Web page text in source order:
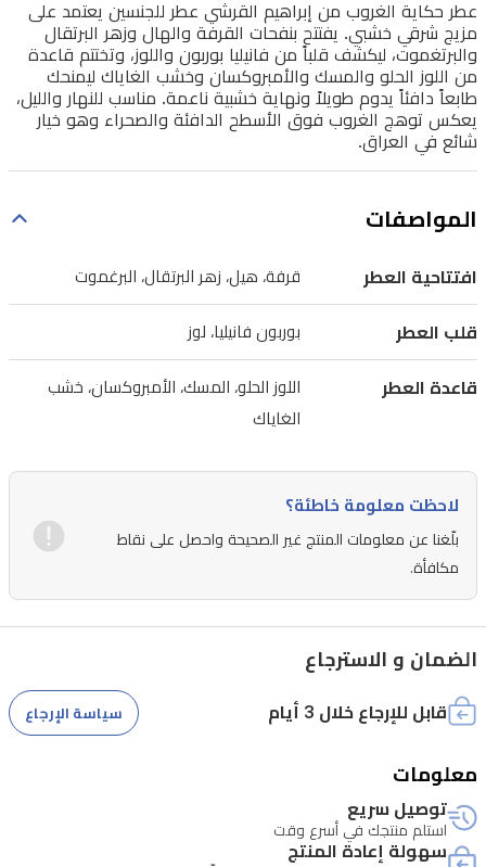
والبرتغموت،
ليكشف
قلباً
من
فانيليا
بوربون
واللوز،
قاعدة
من
اللوز
وخشب
الغاياك
ليمنحك
طابعاً
دافئاً
يدوم
طويلاً
ونهاية
خشبية
للنهار
والليل،
عطر حكاية الغروب من إبراهيم القرشي عطر للجنسين يعتمد على
مزيج شرقي خشبي. يفتتح بنفحات القرفة والهال وزهر البرتقال
والبرتغموت، ليكشف قلباً من فانيليا بوربون واللوز، وتختتم قاعدة
من اللوز الحلو والمسك والأمبروكسان وخشب الغاياك ليمنحك
طابعاً دافئاً يدوم طويلاً ونهاية خشبية ناعمة. مناسب للنهار والليل،
يعكس توهج الغروب فوق الأسطح الدافئة والصحراء وهو خيار
شائع في العراق.
المواصفات
افتتاحية العطر قرفة، هيل، زهر البرتقال، البرغموت
قلب العطر بوربون فانيليا، لوز
قاعدة العطر
اللوز الحلو، المسك، الأمبروكسان، خشب
الغاياك
لاحظت معلومة خاطئة؟
بلّغنا عن معلومات المنتج غير الصحيحة واحصل على نقاط
مكافأة.
الضمان و الاسترجاع
قابل للإرجاع خلال 3 أيام سياسة الإرجاع
معلومات
توصيل سريع
استلم منتجك في أسرع وقت
سهولة إعادة المنتج